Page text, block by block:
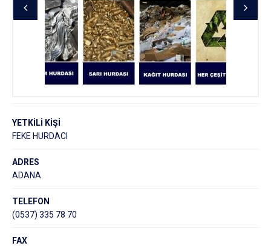
YETKİLİ KİŞİ
FEKE HURDACI
ADRES
ADANA
TELEFON
(0537) 335 78 70
FAX